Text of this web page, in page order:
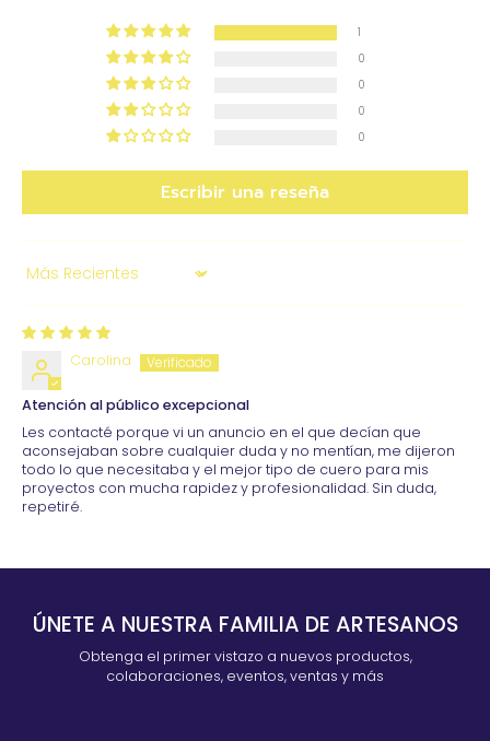
1
0
0
0
0
Escribir una reseña
Sort by
Carolina
Atención al público excepcional
Les contacté porque vi un anuncio en el que decían que
aconsejaban sobre cualquier duda y no mentían, me dijeron
todo lo que necesitaba y el mejor tipo de cuero para mis
proyectos con mucha rapidez y profesionalidad. Sin duda,
repetiré.
ÚNETE A NUESTRA FAMILIA DE ARTESANOS
Obtenga el primer vistazo a nuevos productos,
colaboraciones, eventos, ventas y más